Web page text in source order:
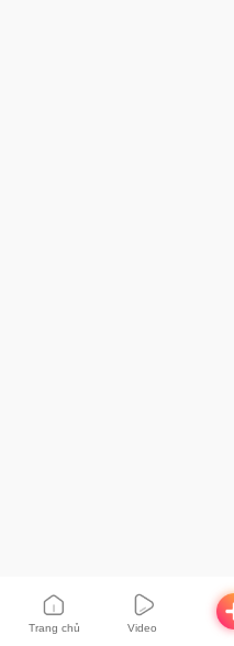
Trang chủ Video